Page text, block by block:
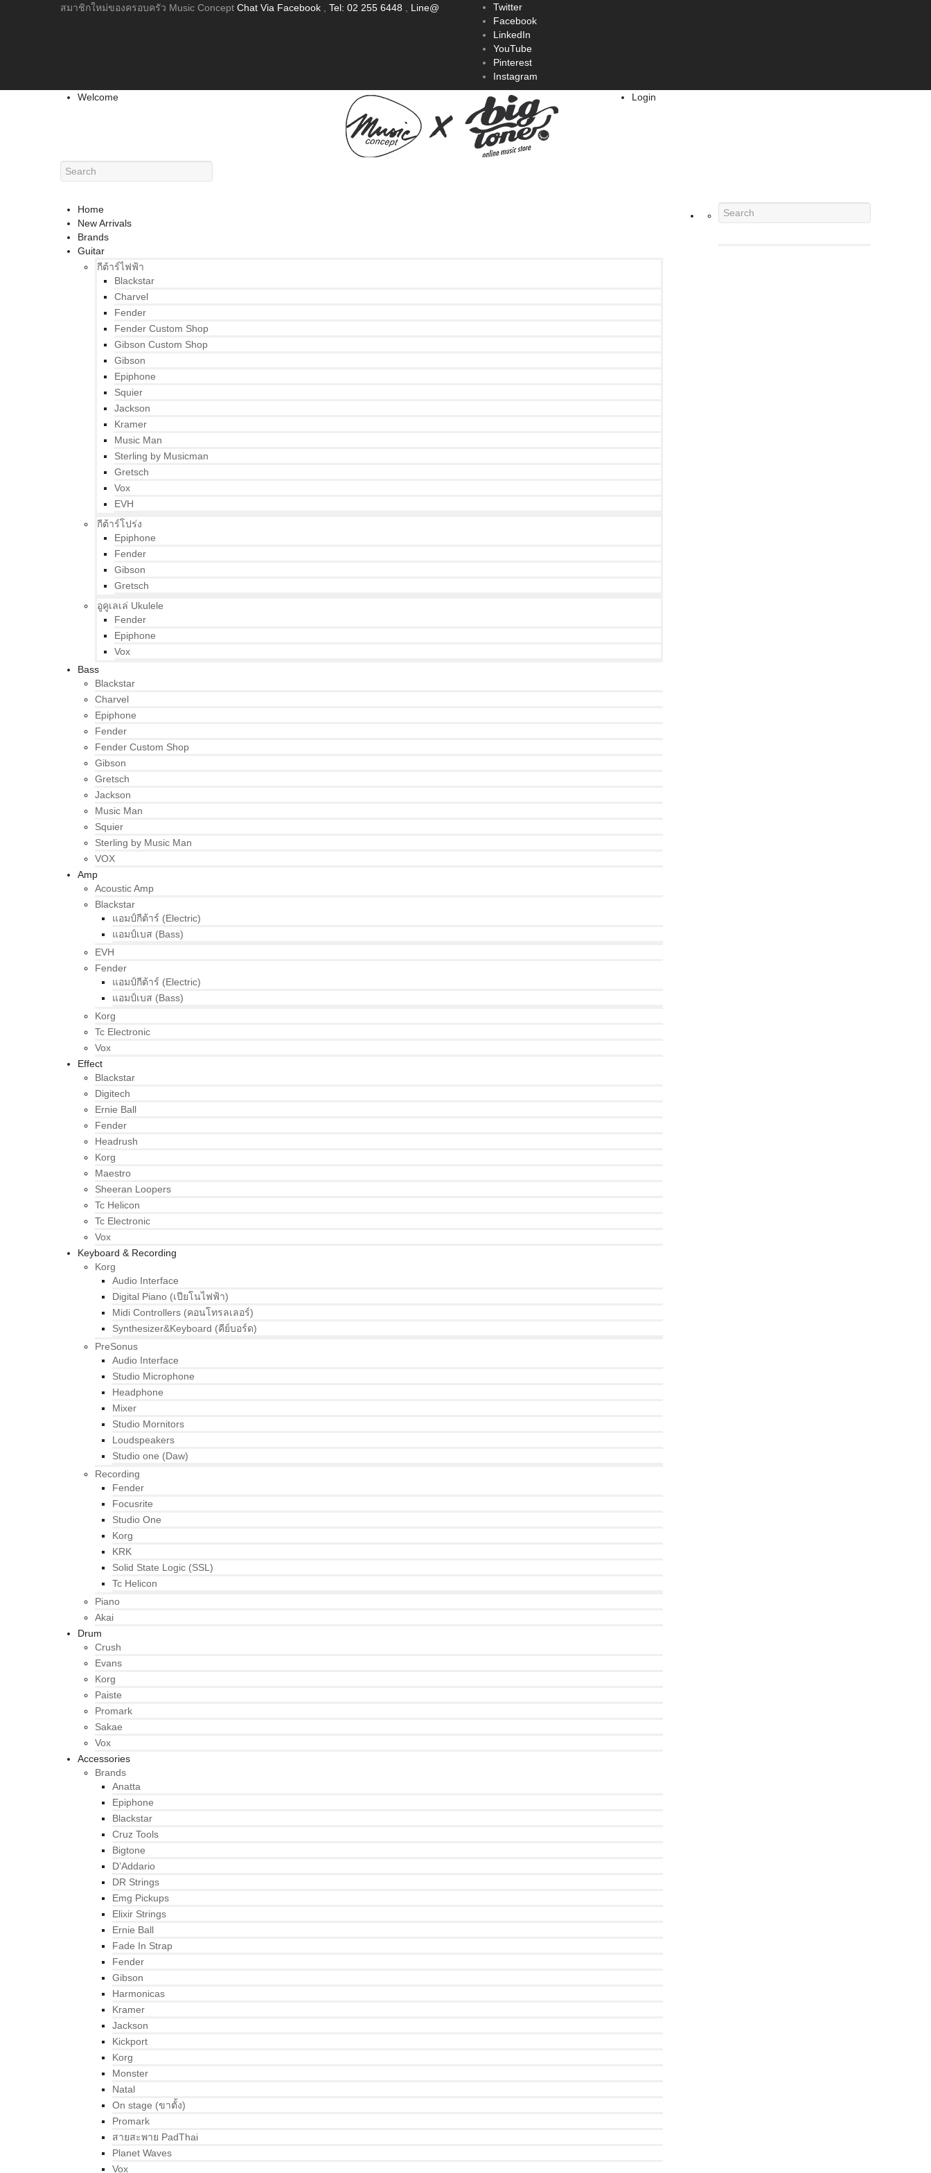
สมาชิกใหม่ของครอบครัว Music Concept Chat Via Facebook Tel: 02 255 6448 Line@
Twitter
Facebook
LinkedIn
YouTube
Pinterest
Instagram
Welcome
Login
Home
New Arrivals
Brands
Guitar
กีต้าร์ไฟฟ้า
Blackstar
Charvel
Fender
Fender Custom Shop
Gibson Custom Shop
Gibson
Epiphone
Squier
Jackson
Kramer
Music Man
Sterling by Musicman
Gretsch
Vox
EVH
กีต้าร์โปร่ง
Epiphone
Fender
Gibson
Gretsch
อูคูเลเล่ Ukulele
Fender
Epiphone
Vox
Bass
Blackstar
Charvel
Epiphone
Fender
Fender Custom Shop
Gibson
Gretsch
Jackson
Music Man
Squier
Sterling by Music Man
VOX
Amp
Acoustic Amp
Blackstar
แอมป์กีต้าร์ (Electric)
แอมป์เบส (Bass)
EVH
Fender
แอมป์กีต้าร์ (Electric)
แอมป์เบส (Bass)
Korg
Tc Electronic
Vox
Effect
Blackstar
Digitech
Ernie Ball
Fender
Headrush
Korg
Maestro
Sheeran Loopers
Tc Helicon
Tc Electronic
Vox
Keyboard & Recording
Korg
Audio Interface
Digital Piano (เปียโนไฟฟ้า)
Midi Controllers (คอนโทรลเลอร์)
Synthesizer&Keyboard (คีย์บอร์ด)
PreSonus
Audio Interface
Studio Microphone
Headphone
Mixer
Studio Mornitors
Loudspeakers
Studio one (Daw)
Recording
Fender
Focusrite
Studio One
Korg
KRK
Solid State Logic (SSL)
Tc Helicon
Piano
Akai
Drum
Crush
Evans
Korg
Paiste
Promark
Sakae
Vox
Accessories
Brands
Anatta
Epiphone
Blackstar
Cruz Tools
Bigtone
D’Addario
DR Strings
Emg Pickups
Elixir Strings
Ernie Ball
Fade In Strap
Fender
Gibson
Harmonicas
Kramer
Jackson
Kickport
Korg
Monster
Natal
On stage (ขาตั้ง)
Promark
สายสะพาย PadThai
Planet Waves
Vox